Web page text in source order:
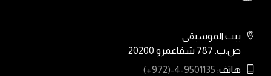
بيت الموسيقى
ص.ب. 787 شفاعمرو 20200
هاتف: (+972)-4-9501135